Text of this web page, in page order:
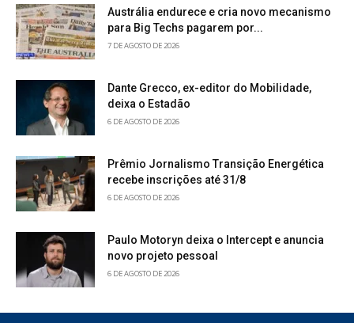
Austrália endurece e cria novo mecanismo
para Big Techs pagarem por...
7 DE AGOSTO DE 2026
Dante Grecco, ex-editor do Mobilidade,
deixa o Estadão
6 DE AGOSTO DE 2026
Prêmio Jornalismo Transição Energética
recebe inscrições até 31/8
6 DE AGOSTO DE 2026
Paulo Motoryn deixa o Intercept e anuncia
novo projeto pessoal
6 DE AGOSTO DE 2026